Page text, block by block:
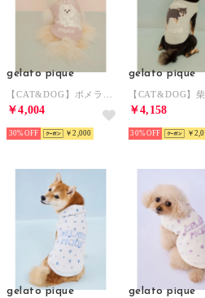
gelato pique
￥4,004
30% ￥2,000
gelato pique
￥4,158
30% ￥
gelato pique gelato pique